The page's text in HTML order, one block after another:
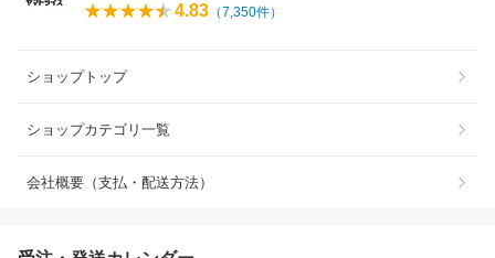
4.83 （7,350件）
ショップトップ
ショップカテゴリ一覧
会社概要（支払・配送方法）